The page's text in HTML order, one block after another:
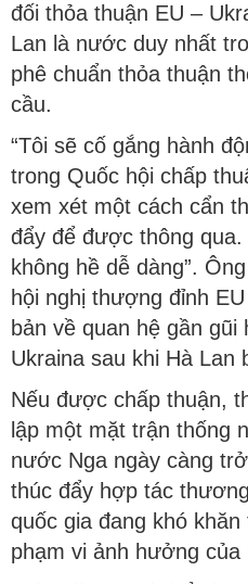
đối thỏa thuận EU –
Lan là nước duy nhất
phê chuẩn thỏa thuận
cầu.
“Tôi sẽ cố gắng hành
trong Quốc hội chấp
xem xét một cách cẩn
đẩy để được thông
không hề dễ dàng”.
hội nghị thượng đỉnh
bản về quan hệ gần
Ukraina sau khi Hà Lan
Nếu được chấp thuận,
lập một mặt trận thống
nước Nga ngày càng
thúc đẩy hợp tác
quốc gia đang khó
phạm vi ảnh hưởng của